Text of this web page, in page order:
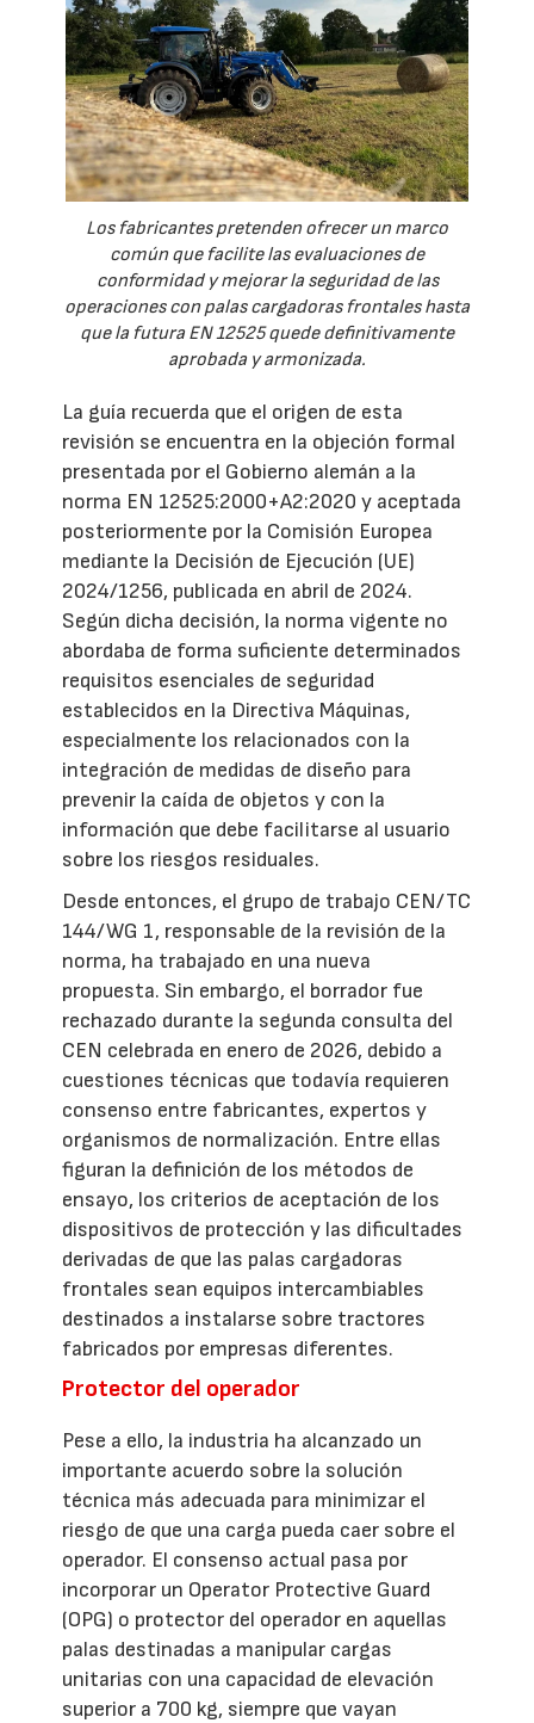
Los fabricantes pretenden ofrecer un marco
común que facilite las evaluaciones de
conformidad y mejorar la seguridad de las
operaciones con palas cargadoras frontales hasta
que la futura EN 12525 quede definitivamente
aprobada y armonizada.
La guía recuerda que el origen de esta
revisión se encuentra en la objeción formal
presentada por el Gobierno alemán a la
norma EN 12525:2000+A2:2020 y aceptada
posteriormente por la Comisión Europea
mediante la Decisión de Ejecución (UE)
2024/1256, publicada en abril de 2024.
Según dicha decisión, la norma vigente no
abordaba de forma suficiente determinados
requisitos esenciales de seguridad
establecidos en la Directiva Máquinas,
especialmente los relacionados con la
integración de medidas de diseño para
prevenir la caída de objetos y con la
información que debe facilitarse al usuario
sobre los riesgos residuales.
Desde entonces, el grupo de trabajo CEN/TC
144/WG 1, responsable de la revisión de la
norma, ha trabajado en una nueva
propuesta. Sin embargo, el borrador fue
rechazado durante la segunda consulta del
CEN celebrada en enero de 2026, debido a
cuestiones técnicas que todavía requieren
consenso entre fabricantes, expertos y
organismos de normalización. Entre ellas
figuran la definición de los métodos de
ensayo, los criterios de aceptación de los
dispositivos de protección y las dificultades
derivadas de que las palas cargadoras
frontales sean equipos intercambiables
destinados a instalarse sobre tractores
fabricados por empresas diferentes.
Protector del operador
Pese a ello, la industria ha alcanzado un
importante acuerdo sobre la solución
técnica más adecuada para minimizar el
riesgo de que una carga pueda caer sobre el
operador. El consenso actual pasa por
incorporar un Operator Protective Guard
(OPG) o protector del operador en aquellas
palas destinadas a manipular cargas
unitarias con una capacidad de elevación
superior a 700 kg, siempre que vayan